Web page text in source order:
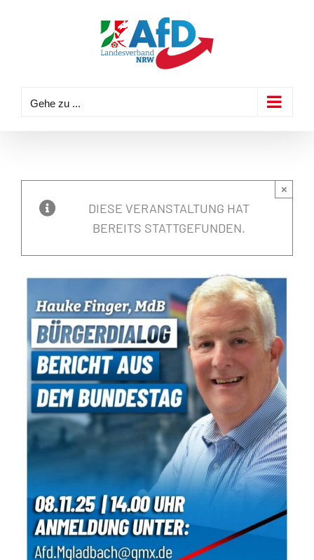
Gehe zu ...
DIESE VERANSTALTUNG HAT
BEREITS STATTGEFUNDEN.
×